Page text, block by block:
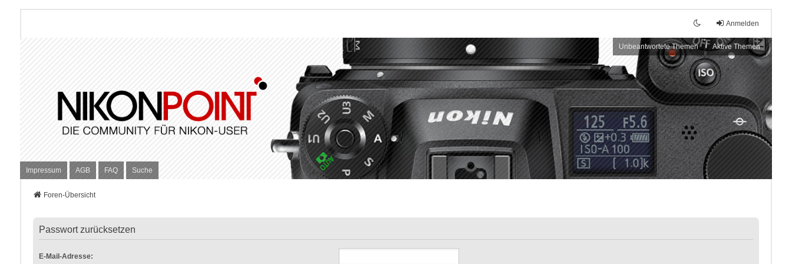
Anmelden
Unbeantwortete Themen Aktive Themen
Impressum AGB FAQ Suche
Foren-Übersicht
Passwort zurücksetzen
E-Mail-Adresse: